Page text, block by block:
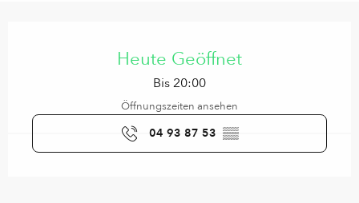
Heute Geöffnet
Bis 20:00
Öffnungszeiten ansehen
04 93 87 53 ▒▒